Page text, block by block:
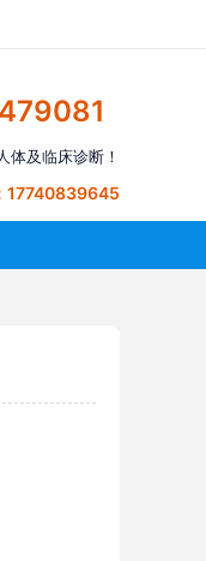
体及临床诊断！
17740839645